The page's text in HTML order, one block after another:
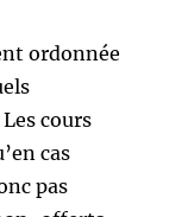
ordonnée
cours
cas
pas